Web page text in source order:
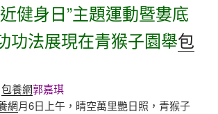
健身日”主題運動暨婁底
功法展現在青猴子園舉包
包養網郭嘉琪
網月6日上午，晴空萬里艷日照，青猴子